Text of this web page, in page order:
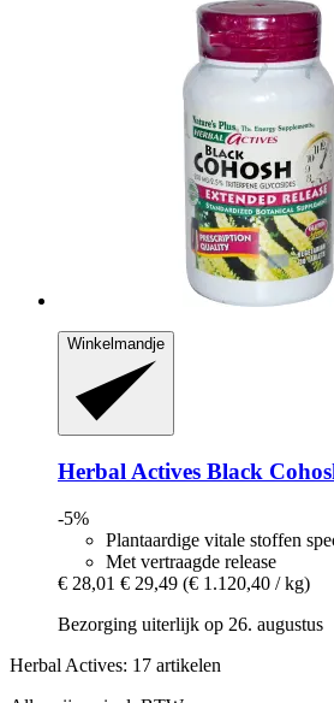
Winkelmandje
Herbal Actives Black
-5%
Plantaardige vitale stoffen
Met vertraagde release
€ 28,01 € 29,49 (€ 1.120,40 / kg)
Bezorging uiterlijk op 26. augustus
Herbal Actives: 17 artikelen